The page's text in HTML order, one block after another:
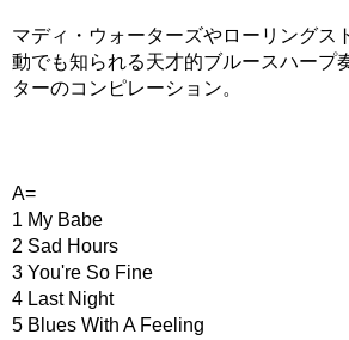
マディ・ウォーターズやローリングス
動でも知られる天才的ブルースハープ
ターのコンピレーション。
A=
1 My Babe
2 Sad Hours
3 You're So Fine
4 Last Night
5 Blues With A Feeling